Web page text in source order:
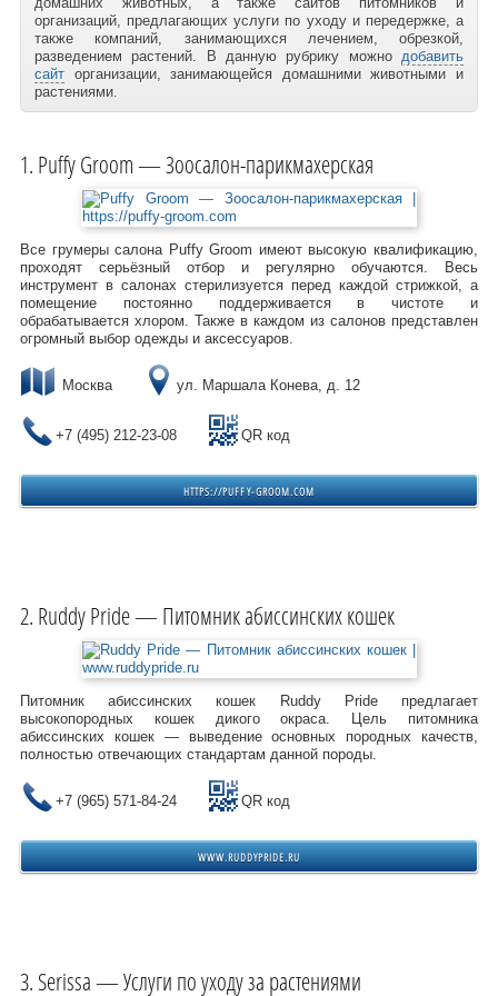
организаций, предлагающих услуги по уходу и передержке, а
также компаний, занимающихся лечением, обрезкой,
разведением растений. В данную рубрику можно добавить
сайт организации, занимающейся домашними животными и
растениями.
Puffy Groom — Зоосалон-парикмахерская
Все грумеры салона Puffy Groom имеют высокую квалификацию,
проходят серьёзный отбор и регулярно обучаются. Весь
инструмент в салонах стерилизуется перед каждой стрижкой, а
помещение постоянно поддерживается в чистоте и
обрабатывается хлором. Также в каждом из салонов представлен
огромный выбор одежды и аксессуаров.
Москва ул. Маршала Конева, д. 12
+7 (495) 212-23-08 QR код
HTTPS://PUFFY-GROOM.COM
Ruddy Pride — Питомник абиссинских кошек
Питомник абиссинских кошек Ruddy Pride предлагает
высокопородных кошек дикого окраса. Цель питомника
абиссинских кошек — выведение основных породных качеств,
полностью отвечающих стандартам данной породы.
+7 (965) 571-84-24 QR код
WWW.RUDDYPRIDE.RU
Serissa — Услуги по уходу за растениями